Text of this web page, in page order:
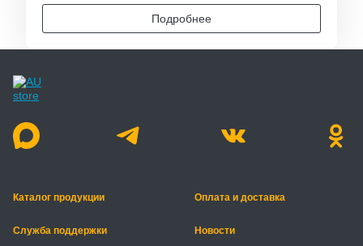
Подробнее
Каталог продукции Оплата и доставка
Служба поддержки
Новости